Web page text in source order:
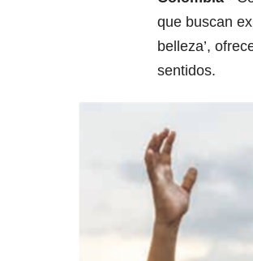
que buscan
belleza’,
sentidos.